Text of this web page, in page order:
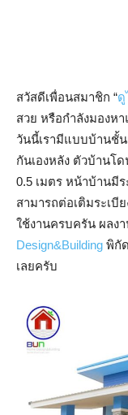
สวัสดีเพื่อนสมาชิก “ดู
สวย หรือกำลังมองห
วันนี้เรามีแบบบ้านชั้น
กันเองหลัง ตัวบ้านโ
0.5 เมตร หน้าบ้านมี
สามารถต่อเติมระเ
ใช้งานครบครัน ผลง
Design&Building พิกั
เลยครับ